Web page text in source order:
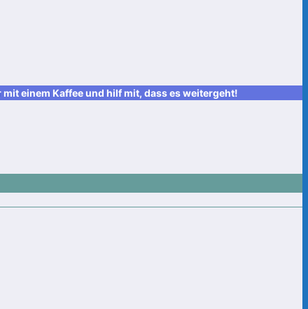
einem Kaffee und hilf mit, dass es weitergeht!